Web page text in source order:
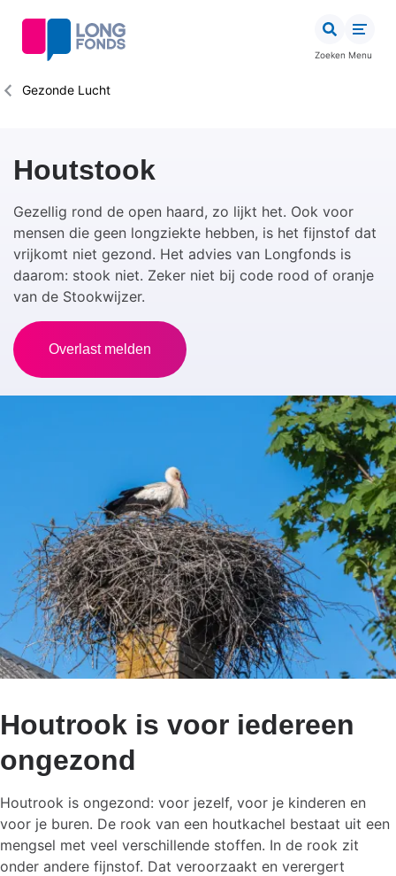
inhoud
Zoeken Menu
Kruimelpad
Gezonde Lucht
Houtstook
Gezellig rond de open haard, zo lijkt het. Ook voor
mensen die geen longziekte hebben, is het fijnstof dat
vrijkomt niet gezond. Het advies van Longfonds is
daarom: stook niet. Zeker niet bij code rood of oranje
van de Stookwijzer.
Overlast melden
Houtrook is voor iedereen
ongezond
Houtrook is ongezond: voor jezelf, voor je kinderen en
voor je buren. De rook van een houtkachel bestaat uit een
mengsel met veel verschillende stoffen. In de rook zit
onder andere fijnstof. Dat veroorzaakt en verergert